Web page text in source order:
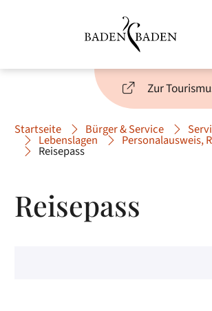
Zur
Startseite Bürger & Service
Lebenslagen Personalausweis,
Reisepass
Reisepass